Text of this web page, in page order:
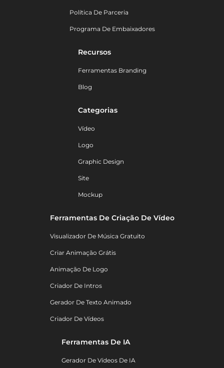
Política De Parceria
Programa De Embaixadores
Recursos
Ferramentas Branding
Blog
Categorias
Vídeo
Logo
Graphic Design
Site
Mockup
Ferramentas De Criação De Vídeo
Visualizador De Música Gratuito
Criar Animação Grátis
Animação De Logo
Criador De Intros
Gerador De Texto Animado
Criador De Vídeos
Ferramentas De IA
Gerador De Vídeos De IA